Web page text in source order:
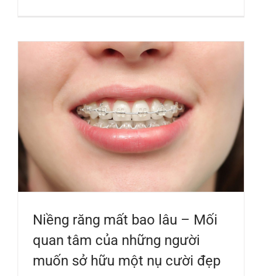
Niềng răng mất bao lâu – Mối
quan tâm của những người
muốn sở hữu một nụ cười đẹp